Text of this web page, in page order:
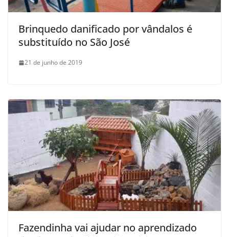
Brinquedo danificado por vândalos é
substituído no São José
21 de junho de 2019
Fazendinha vai ajudar no aprendizado